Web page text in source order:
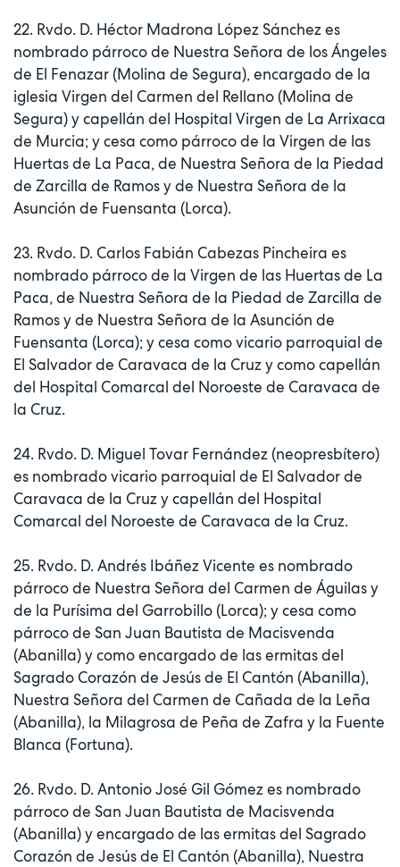
22. Rvdo. D. Héctor Madrona López Sánchez es
nombrado párroco de Nuestra Señora de los Ángeles
de El Fenazar (Molina de Segura), encargado de la
iglesia Virgen del Carmen del Rellano (Molina de
Segura) y capellán del Hospital Virgen de La Arrixaca
de Murcia; y cesa como párroco de la Virgen de las
Huertas de La Paca, de Nuestra Señora de la Piedad
de Zarcilla de Ramos y de Nuestra Señora de la
Asunción de Fuensanta (Lorca).
23. Rvdo. D. Carlos Fabián Cabezas Pincheira es
nombrado párroco de la Virgen de las Huertas de La
Paca, de Nuestra Señora de la Piedad de Zarcilla de
Ramos y de Nuestra Señora de la Asunción de
Fuensanta (Lorca); y cesa como vicario parroquial de
El Salvador de Caravaca de la Cruz y como capellán
del Hospital Comarcal del Noroeste de Caravaca de
la Cruz.
24. Rvdo. D. Miguel Tovar Fernández (neopresbítero)
es nombrado vicario parroquial de El Salvador de
Caravaca de la Cruz y capellán del Hospital
Comarcal del Noroeste de Caravaca de la Cruz.
25. Rvdo. D. Andrés Ibáñez Vicente es nombrado
párroco de Nuestra Señora del Carmen de Águilas y
de la Purísima del Garrobillo (Lorca); y cesa como
párroco de San Juan Bautista de Macisvenda
(Abanilla) y como encargado de las ermitas del
Sagrado Corazón de Jesús de El Cantón (Abanilla),
Nuestra Señora del Carmen de Cañada de la Leña
(Abanilla), la Milagrosa de Peña de Zafra y la Fuente
Blanca (Fortuna).
26. Rvdo. D. Antonio José Gil Gómez es nombrado
párroco de San Juan Bautista de Macisvenda
(Abanilla) y encargado de las ermitas del Sagrado
Corazón de Jesús de El Cantón (Abanilla), Nuestra